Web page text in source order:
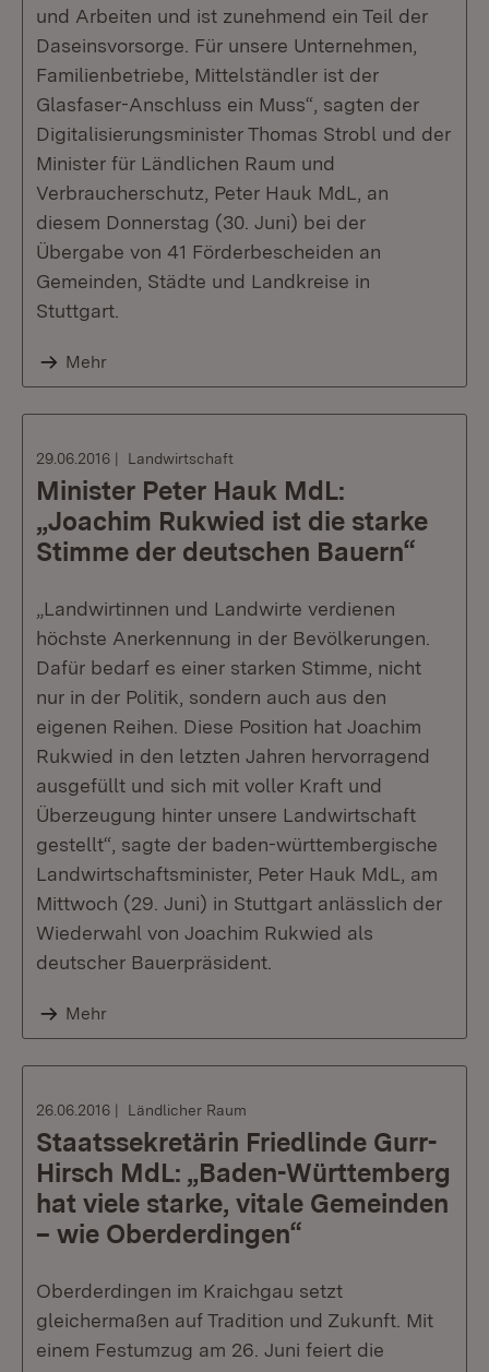
und Arbeiten und ist zunehmend ein Teil der
Daseinsvorsorge. Für unsere Unternehmen,
Familienbetriebe, Mittelständler ist der
Glasfaser-Anschluss ein Muss“, sagten der
Digitalisierungsminister Thomas Strobl und der
Minister für Ländlichen Raum und
Verbraucherschutz, Peter Hauk MdL, an
diesem Donnerstag (30. Juni) bei der
Übergabe von 41 Förderbescheiden an
Gemeinden, Städte und Landkreise in
Stuttgart.
Mehr
29.06.2016 Landwirtschaft
Minister Peter Hauk MdL:
„Joachim Rukwied ist die starke
Stimme der deutschen Bauern“
„Landwirtinnen und Landwirte verdienen
höchste Anerkennung in der Bevölkerungen.
Dafür bedarf es einer starken Stimme, nicht
nur in der Politik, sondern auch aus den
eigenen Reihen. Diese Position hat Joachim
Rukwied in den letzten Jahren hervorragend
ausgefüllt und sich mit voller Kraft und
Überzeugung hinter unsere Landwirtschaft
gestellt“, sagte der baden-württembergische
Landwirtschaftsminister, Peter Hauk MdL, am
Mittwoch (29. Juni) in Stuttgart anlässlich der
Wiederwahl von Joachim Rukwied als
deutscher Bauerpräsident.
Mehr
26.06.2016 Ländlicher Raum
Staatssekretärin Friedlinde Gurr-
Hirsch MdL: „Baden-Württemberg
hat viele starke, vitale Gemeinden
– wie Oberderdingen“
Oberderdingen im Kraichgau setzt
gleichermaßen auf Tradition und Zukunft. Mit
einem Festumzug am 26. Juni feiert die